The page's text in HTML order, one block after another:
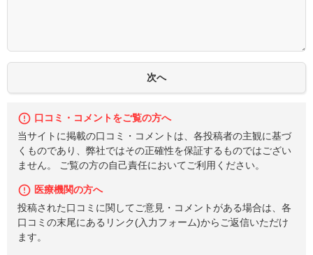
口コミ・コメントをご覧の方へ
当サイトに掲載の口コミ・コメントは、各投稿者の主観に基づ
くものであり、弊社ではその正確性を保証するものではござい
ません。 ご覧の方の自己責任においてご利用ください。
医療機関の方へ
投稿された口コミに関してご意見・コメントがある場合は、各
口コミの末尾にあるリンク(入力フォーム)からご返信いただけ
ます。